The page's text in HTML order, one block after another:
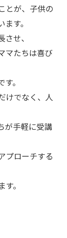
とが、子供の
す。
せ、
マたちは喜び
。
けでなく、人
が手軽に受講
プローチする
。